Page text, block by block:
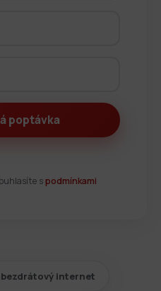
spodmínkami
bezdrátový internet